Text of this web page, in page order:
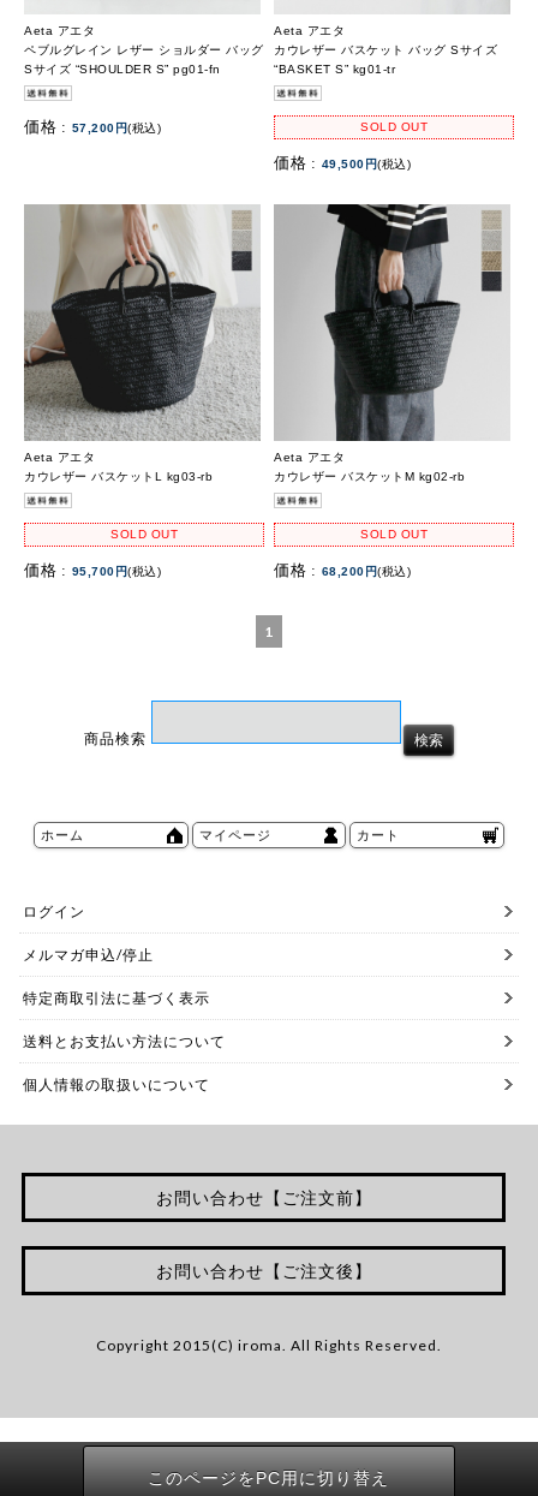
Aeta アエタ
ペブルグレイン レザー ショルダー バッグ
Sサイズ “SHOULDER S” pg01-fn
価格 : 57,200円(税込)
Aeta アエタ
カウレザー バスケット バッグ Sサイズ
“BASKET S” kg01-tr
SOLD OUT
価格 : 49,500円(税込)
Aeta アエタ
カウレザー バスケットL kg03-rb
SOLD OUT
価格 : 95,700円(税込)
Aeta アエタ
カウレザー バスケットM kg02-rb
SOLD OUT
価格 : 68,200円(税込)
1
商品検索
ホーム マイページ カート
ログイン
メルマガ申込/停止
特定商取引法に基づく表示
送料とお支払い方法について
個人情報の取扱いについて
お問い合わせ【ご注文前】
お問い合わせ【ご注文後】
Copyright 2015(C) iroma. All Rights Reserved.
このページをPC用に切り替え